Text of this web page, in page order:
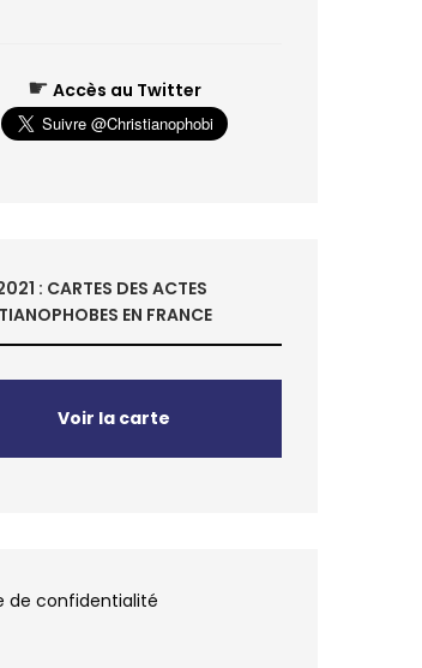
☛ Accès au Twitter
: CARTES DES ACTES
EN FRANCE
Voir la carte
de confidentialité